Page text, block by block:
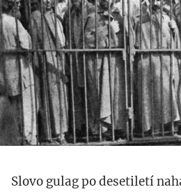
Slovo gulag po desetiletí